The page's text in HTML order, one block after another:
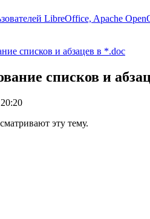
LibreOffice, Apache
списков и абзацев в *.doc
списков и
эту тему.